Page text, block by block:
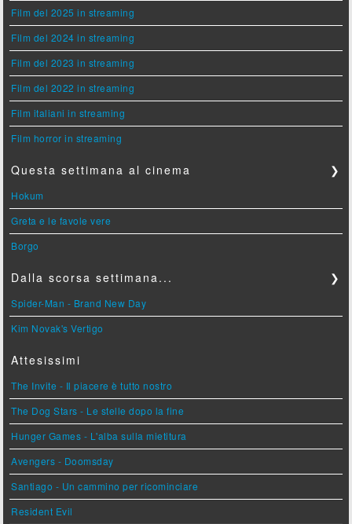
Film del 2025 in streaming
Film del 2024 in streaming
Film del 2023 in streaming
Film del 2022 in streaming
Film italiani in streaming
Film horror in streaming
Questa settimana al cinema ❯
Hokum
Greta e le favole vere
Borgo
Dalla scorsa settimana... ❯
Spider-Man - Brand New Day
Kim Novak's Vertigo
Attesissimi
The Invite - Il piacere è tutto nostro
The Dog Stars - Le stelle dopo la fine
Hunger Games - L'alba sulla mietitura
Avengers - Doomsday
Santiago - Un cammino per ricominciare
Resident Evil